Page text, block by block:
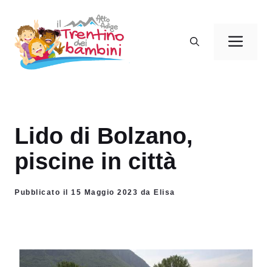
contenuto
Lido di Bolzano,
piscine in città
Pubblicato il 15 Maggio 2023 da Elisa